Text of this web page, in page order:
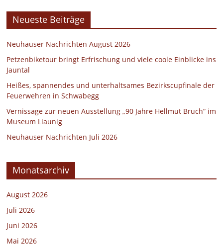
Neueste Beiträge
Neuhauser Nachrichten August 2026
Petzenbiketour bringt Erfrischung und viele coole Einblicke ins
Jauntal
Heißes, spannendes und unterhaltsames Bezirkscupfinale der
Feuerwehren in Schwabegg
Vernissage zur neuen Ausstellung „90 Jahre Hellmut Bruch“ im
Museum Liaunig
Neuhauser Nachrichten Juli 2026
Monatsarchiv
August 2026
Juli 2026
Juni 2026
Mai 2026